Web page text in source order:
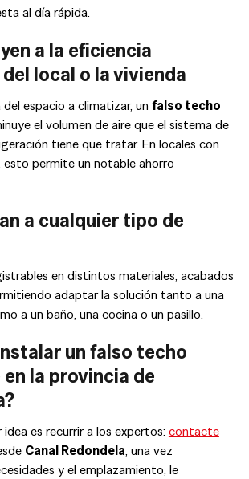
al día rápida.
a la eficiencia
local o la vivienda
espacio a climatizar, un falso techo
el volumen de aire que el sistema de
tiene que tratar. En locales con
permite un notable ahorro
a cualquier tipo de
en distintos materiales, acabados
adaptar la solución tanto a una
a un baño, una cocina o un pasillo.
un falso techo
la provincia de
es recurrir a los expertos: contacte
Canal Redondela, una vez
y el emplazamiento, le